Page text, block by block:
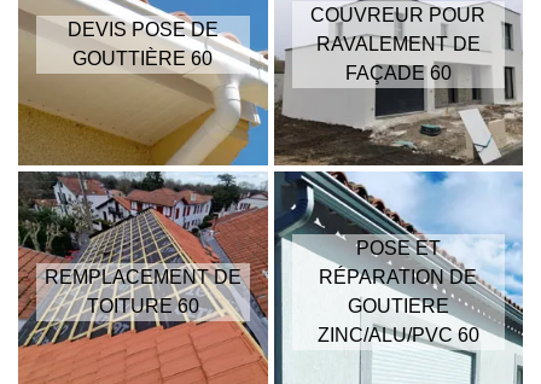
DEVIS POSE DE
GOUTTIÈRE 60
COUVREUR POUR
RAVALEMENT DE
FAÇADE 60
REMPLACEMENT DE
TOITURE 60
POSE ET
RÉPARATION DE
GOUTIERE
ZINC/ALU/PVC 60